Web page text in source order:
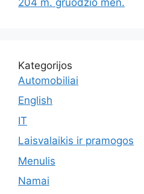
Kategorijos
Automobiliai
English
IT
Laisvalaikis ir pramogos
Menulis
Namai